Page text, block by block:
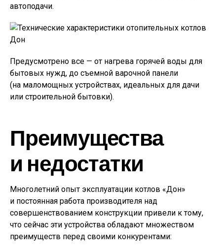
автоподачи.
Предусмотрено все — от нагрева горячей воды для
бытовых нужд, до съемной варочной панели
(на маломощных устройствах, идеальных для дачи
или строительной бытовки).
Преимущества
и недостатки
Многолетний опыт эксплуатации котлов «Дон»
и постоянная работа производителя над
совершенствованием конструкции привели к тому,
что сейчас эти устройства обладают множеством
преимуществ перед своими конкурентами: